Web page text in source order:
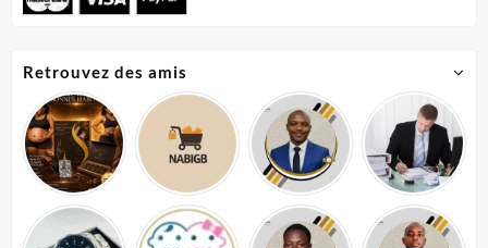
Retrouvez des amis